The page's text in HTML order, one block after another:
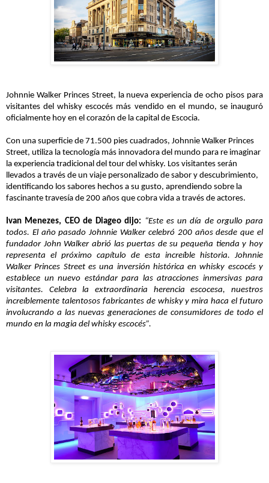
Johnnie Walker Princes Street, la nueva experiencia de ocho pisos para
visitantes del whisky escocés más vendido en el mundo, se inauguró
oficialmente hoy en el corazón de la capital de Escocia.
Con una superficie de 71.500 pies cuadrados, Johnnie Walker Princes
Street, utiliza la tecnología más innovadora del mundo para re imaginar
la experiencia tradicional del tour del whisky. Los visitantes serán
llevados a través de un viaje personalizado de sabor y descubrimiento,
identificando los sabores hechos a su gusto, aprendiendo sobre la
fascinante travesía de 200 años que cobra vida a través de actores.
Ivan Menezes, CEO de Diageo dijo: “Este es un día de orgullo para
todos. El año pasado Johnnie Walker celebró 200 años desde que el
fundador John Walker abrió las puertas de su pequeña tienda y hoy
representa el próximo capítulo de esta increíble historia. Johnnie
Walker Princes Street es una inversión histórica en whisky escocés y
establece un nuevo estándar para las atracciones inmersivas para
visitantes. Celebra la extraordinaria herencia escocesa, nuestros
increíblemente talentosos fabricantes de whisky y mira haca el futuro
involucrando a las nuevas generaciones de consumidores de todo el
mundo en la magia del whisky escocés”.